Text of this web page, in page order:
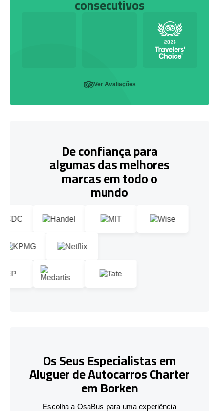
consecutivos
Ver Avaliações
De confiança para
algumas das melhores
marcas em todo o
mundo
Os Seus Especialistas em
Aluguer de Autocarros Charter
em Borken
Escolha a OsaBus para uma experiência